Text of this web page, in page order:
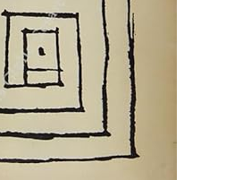
CERRAR